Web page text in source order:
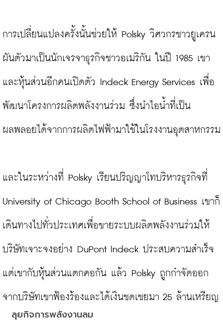
การเปลี่ยนแปลงครั้งนั้นช่วยให้ Polsky วิศวกรชาวยูเครน
ผันตัวมาเป็นนักเจรจาธุรกิจชาวอเมริกัน ในปี 1985 เขา
และหุ้นส่วนอีกคนเปิดตัว Indeck Energy Services เพื่อ
พัฒนาโครงการผลิตพลังงานร่วม ซึ่งนำไอน้ำที่เป็น
ผลพลอยได้จากการผลิตไฟฟ้ามาใช้ในโรงงานอุตสาหกรรม
และในระหว่างที่ Polsky เรียนปริญญาโทบริหารธุรกิจที่
University of Chicago Booth School of Business เขาก็
เดินทางไปทั่วประเทศเพื่อขายระบบผลิตพลังงานร่วมให้
บริษัทเจาะจงอย่าง DuPont Indeck ประสบความสำเร็จ
แต่เขากับหุ้นส่วนแตกคอกัน แล้ว Polsky ถูกกำจัดออก
ลุยกิจการพลังงานลม